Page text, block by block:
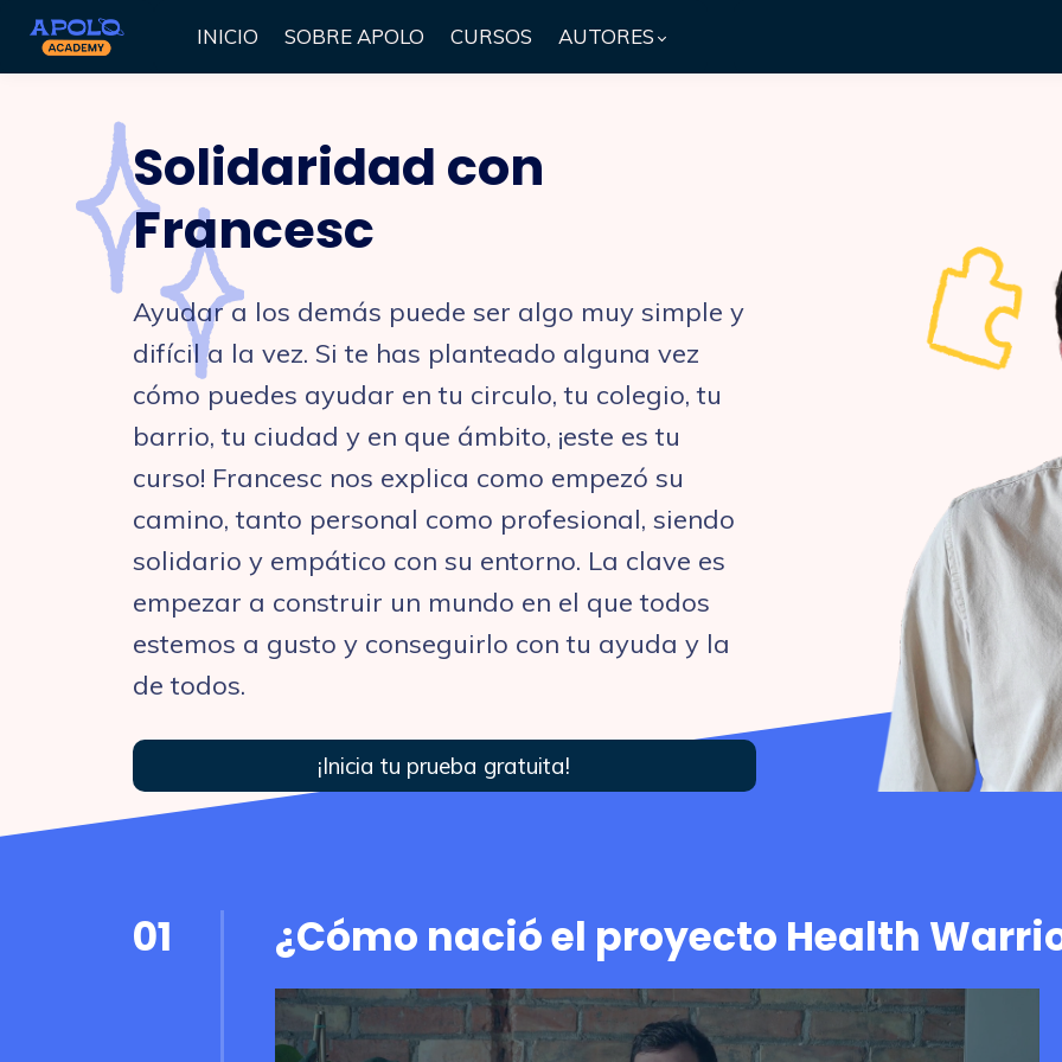
INICIO SOBRE APOLO CURSOS AUTORES
Solidaridad con
Francesc
Ayudar a los demás puede ser algo muy simple y
difícil a la vez. Si te has planteado alguna vez
cómo puedes ayudar en tu circulo, tu colegio, tu
barrio, tu ciudad y en que ámbito, ¡este es tu
curso! Francesc nos explica como empezó su
camino, tanto personal como profesional, siendo
solidario y empático con su entorno. La clave es
empezar a construir un mundo en el que todos
estemos a gusto y conseguirlo con tu ayuda y la
de todos.
¡Inicia tu prueba gratuita!
01 ¿Cómo nació el proyecto Health